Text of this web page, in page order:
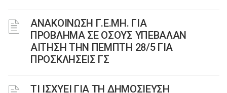
ΑΝΑΚΟΙΝΩΣΗ Γ.Ε.ΜΗ. ΓΙΑ
ΠΡΟΒΛΗΜΑ ΣΕ ΟΣΟΥΣ ΥΠΕΒΑΛΑΝ
ΑΙΤΗΣΗ ΤΗΝ ΠΕΜΠΤΗ 28/5 ΓΙΑ
ΠΡΟΣΚΛΗΣΕΙΣ ΓΣ
ΤΙ ΙΣΧΥΕΙ ΓΙΑ ΤΗ ΔΗΜΟΣΙΕΥΣΗ